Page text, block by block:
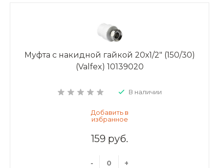
Муфта с накидной гайкой 20х1/2" (150/30)
(Valfex) 10139020
В наличии
159 руб.
- +